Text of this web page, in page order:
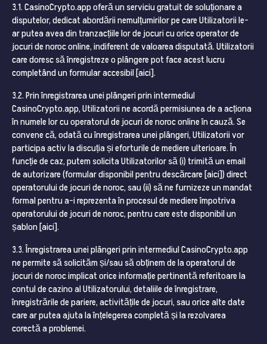
3.1. CasinoCrypto.app oferă un serviciu gratuit de soluționare a
disputelor, dedicat abordării nemulțumirilor pe care Utilizatorii le-
ar putea avea din tranzacțiile lor de jocuri cu orice operator de
jocuri de noroc online, indiferent de valoarea disputată. Utilizatorii
care doresc să înregistreze o plângere pot face acest lucru
completând un formular accesibil [aici].
3.2. Prin înregistrarea unei plângeri prin intermediul
CasinoCrypto.app, Utilizatorii ne acordă permisiunea de a acționa
în numele lor cu operatorul de jocuri de noroc online în cauză. Se
convene că, odată cu înregistrarea unei plângeri, Utilizatorii vor
participa activ la discuția și eforturile de mediere ulterioare. În
funcție de caz, putem solicita Utilizatorilor să (i) trimită un email
de autorizare (formular disponibil pentru descărcare [aici]) direct
operatorului de jocuri de noroc, sau (ii) să ne furnizeze un mandat
formal pentru a-i reprezenta în procesul de mediere împotriva
operatorului de jocuri de noroc, pentru care este disponibil un
șablon [aici].
3.3. Înregistrarea unei plângeri prin intermediul CasinoCrypto.app
ne permite să solicităm și/sau să obținem de la operatorul de
jocuri de noroc implicat orice informație pertinentă referitoare la
contul de cazino al Utilizatorului, detaliile de înregistrare,
înregistrările de pariere, activitățile de jocuri, sau orice alte date
care ar putea ajuta la înțelegerea completă și la rezolvarea
corectă a problemei.